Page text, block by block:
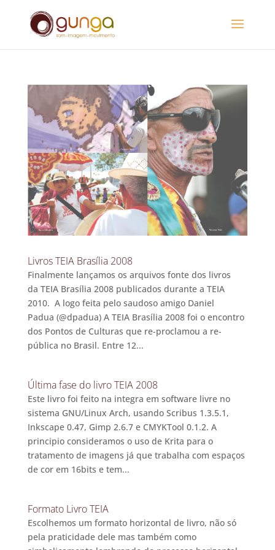
Livros TEIA Brasília 2008
Finalmente lançamos os arquivos fonte dos livros
da TEIA Brasília 2008 publicados durante a TEIA
2010. A logo feita pelo saudoso amigo Daniel
Padua (@dpadua) A TEIA Brasília 2008 foi o encontro
dos Pontos de Culturas que re-proclamou a re-
pública no Brasil. Entre 12...
Última fase do livro TEIA 2008
Este livro foi feito na integra em software livre no
sistema GNU/Linux Arch, usando Scribus 1.3.5.1,
Inkscape 0.47, Gimp 2.6.7 e CMYKTool 0.1.2. A
principio consideramos o uso de Krita para o
tratamento de imagens já que trabalha com espaços
de cor em 16bits e tem...
Formato Livro TEIA
Escolhemos um formato horizontal de livro, não só
pela praticidade dele mas também como